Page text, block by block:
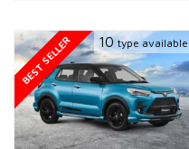
BEST SELLER 10 type available